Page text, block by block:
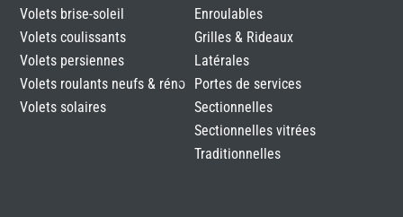
Volets brise-soleil
Volets coulissants
Volets persiennes
Volets roulants neufs & réno
Volets solaires
Enroulables
Grilles & Rideaux
Latérales
Portes de services
Sectionnelles
Sectionnelles vitrées
Traditionnelles